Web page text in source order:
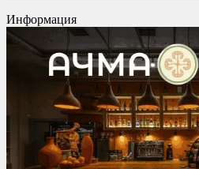
Информация